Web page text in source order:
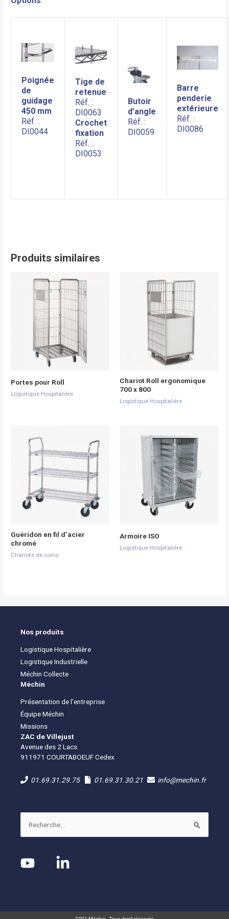
Poignée
de
guidage
450 mm
Réf. :
DI0044
Tige de
retenue
Réf. :
DI0063
Crochet
fixation
Réf. :
DI0053
Butoir
d’angle
Réf. :
DI0059
Barre
penderie
extérieure
Réf. :
DI0086
Produits similaires
Portes pour Roll
Logistique Hospitalière
Chariot Roll ergonomique
700 x 800
Logistique Hospitalière
Guéridon en fil d’acier
chromé
Chariots de soins
Armoire ISO
Logistique Hospitalière
Nos produits
Logistique Hospitalière
Logistique Industrielle
Méchin Collecte
Méchin
Présentation de l'entreprise
Équipe Méchin
Missions
ZAC de Villejust
Avenue des 2 Lacs
911971 COURTABOEUF Cedex
01.69.31.29.75 01.69.31.30.21 info@mechin.fr
Rechercher :